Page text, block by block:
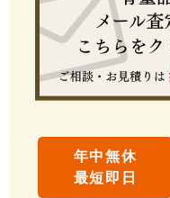
年中無休
最短即日